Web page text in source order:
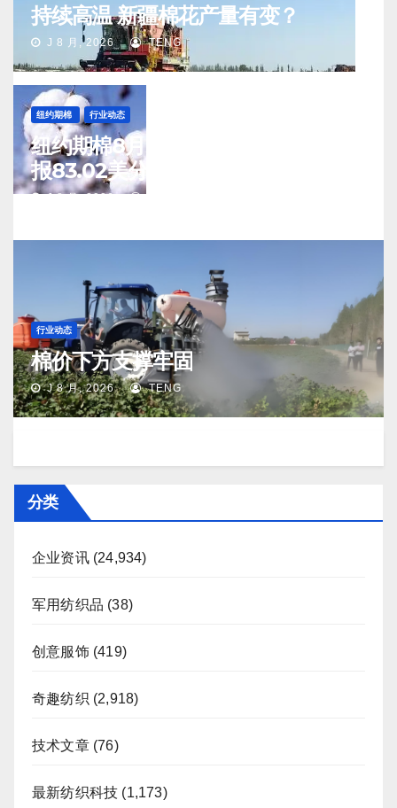
持续高温 新疆棉花产量有变？
J 8 月, 2026 TENG
纽约期棉 行业动态
纽约期棉8月5日(周三)收涨12月合约
报83.02美分/磅
J 8 月, 2026 TENG
行业动态
棉价下方支撑牢固
J 8 月, 2026 TENG
分类
企业资讯(24,934)
军用纺织品 (38)
创意服饰(419)
奇趣纺织 (2,918)
技术文章(76)
最新纺织科技 (1,173)